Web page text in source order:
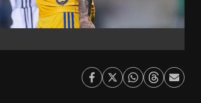
Facebook
TwitterWhatsapp
ThreadsEnviar